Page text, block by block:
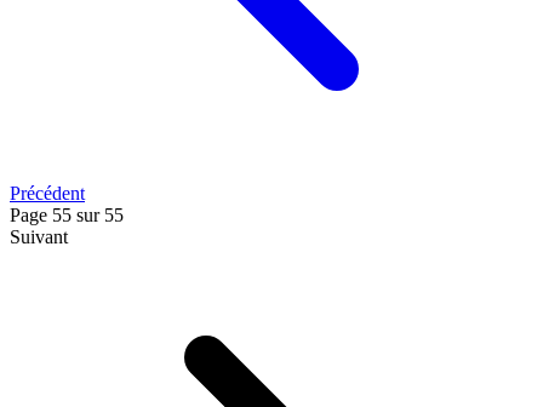
Précédent
Page 55 sur 55
Suivant